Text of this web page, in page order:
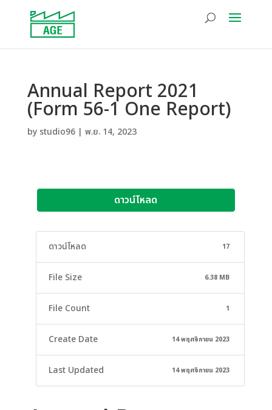
Annual Report 2021
(Form 56-1 One Report)
by studio96| พ.ย. 14, 2023
ดาวน์โหลด
ดาวน์โหลด 17
File Size 6.38 MB
File Count 1
Create Date 14 พฤศจิกายน 2023
Last Updated 14 พฤศจิกายน 2023